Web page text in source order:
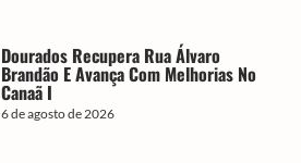
Dourados Recupera Rua Álvaro
Brandão E Avança Com Melhorias No
Canaã I
6 de agosto de 2026